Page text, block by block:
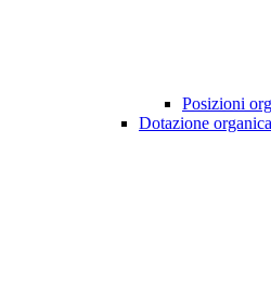
Posizioni
Dotazione organica